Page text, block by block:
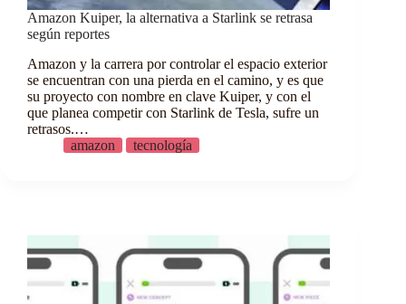
Amazon Kuiper, la alternativa a Starlink se retrasa
según reportes
Amazon y la carrera por controlar el espacio exterior
se encuentran con una pierda en el camino, y es que
su proyecto con nombre en clave Kuiper, y con el
que planea competir con Starlink de Tesla, sufre un
retrasos.…
amazon
tecnología